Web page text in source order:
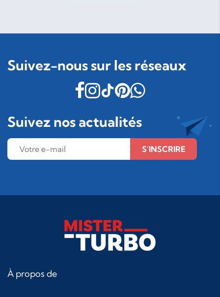
Suivez-nous sur les réseaux
Suivez nos actualités
S'INSCRIRE
À propos de